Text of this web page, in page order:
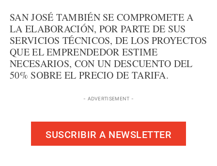
SAN JOSÉ TAMBIÉN SE COMPROMETE A
LA ELABORACIÓN, POR PARTE DE SUS
SERVICIOS TÉCNICOS, DE LOS PROYECTOS
QUE EL EMPRENDEDOR ESTIME
NECESARIOS, CON UN DESCUENTO DEL
50% SOBRE EL PRECIO DE TARIFA.
- ADVERTISEMENT -
SUSCRIBIR A NEWSLETTER